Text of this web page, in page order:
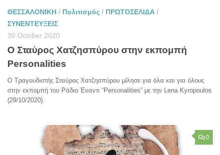
ΘΕΣΣΑΛΟΝΙΚΗ / Πολιτισμός / ΠΡΩΤΟΣΕΛΙΔΑ /
ΣΥΝΕΝΤΕΥΞΕΙΣ
30 October 2020
Ο Σταύρος Χατζησπύρου στην εκπομπή
Personalities
Ο Τραγουδιστής Σταύρος Χατζησπύρου μίλησε για όλα και για όλους
στην εκπομπή του Ράδιο Έναντι “Personalities” με την Lena Kyropoulos
(29/10/2020).
0